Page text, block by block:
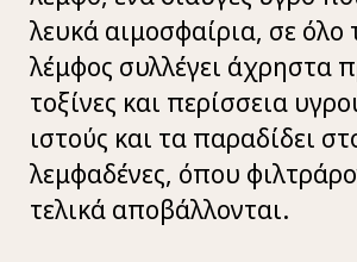
λευκά αιμοσφαίρια, σε
λέμφος συλλέγει άχρηστα
τοξίνες και περίσσεια
ιστούς και τα παραδίδει
λεμφαδένες, όπου
τελικά αποβάλλονται.